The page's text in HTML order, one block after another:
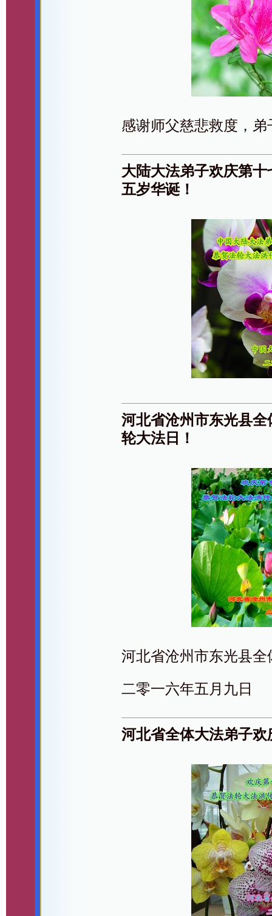
感谢师父慈悲救度，
大陆大法弟子欢庆第
五岁华诞！
河北省沧州市东光县
轮大法日！
河北省沧州市东光县
二零一六年五月九日
河北省全体大法弟子